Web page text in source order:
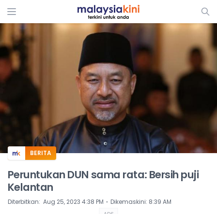
ADS
BERITA
Peruntukan DUN sama rata: Bersih puji
Kelantan
Diterbitkan: Aug 25, 2023 4:38 PM ⋅ Dikemaskini: 8:39 AM